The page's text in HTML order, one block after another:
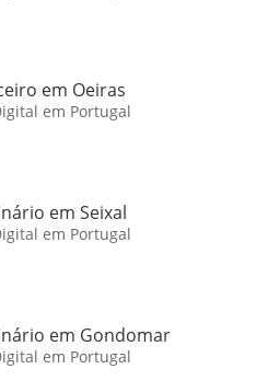
em Oeiras
em Portugal
em Seixal
em Portugal
em Gondomar
em Portugal